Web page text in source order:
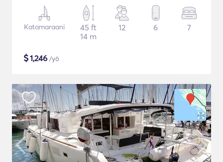
Katamaraani
45 ft
14 m
12 6 7
$1,246 /yö